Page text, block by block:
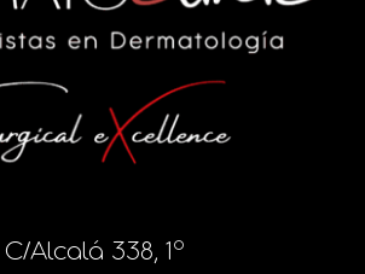
C/Alcalá 338, 1º